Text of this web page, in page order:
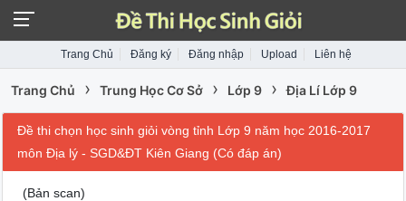
Trang Chủ Đăng ký Đăng nhập Upload Liên hệ
Trang Chủ › Trung Học Cơ Sở › Lớp 9 › Địa Lí Lớp 9
Đề thi chọn học sinh giỏi vòng tỉnh Lớp 9 năm học 2016-2017
môn Địa lý - SGD&ĐT Kiên Giang (Có đáp án)
(Bản scan)